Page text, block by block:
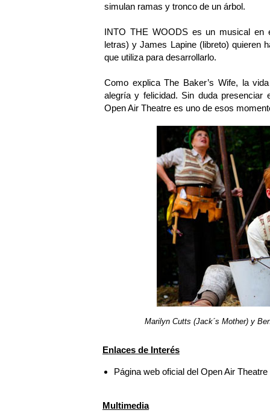
simulan ramas y tronco de un árbol.
INTO THE WOODS es un musical en
letras) y James Lapine (libreto) quieren
que utiliza para desarrollarlo.
Como explica The Baker’s Wife, la
alegría y felicidad. Sin duda
Open Air Theatre es uno de esos
Marilyn Cutts (Jack´s Mother) y
Enlaces de Interés
Página web oficial del Open Air
Multimedia